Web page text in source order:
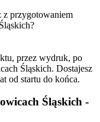
z przygotowaniem
przez wydruk, po
Śląskich. Dostajesz
od startu do końca.
Śląskich -